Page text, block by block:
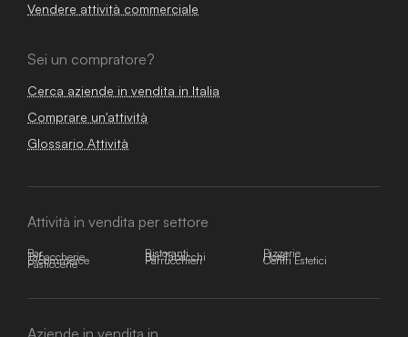
Vendere attività commerciale
Sei un compratore?
Cerca aziende in vendita in Italia
Comprare un'attività
Glossario Attività
Attività in vendita per settore
Bar Ristoranti Pizzerie
Tabaccherie Bar Tabacchi Hotel
E-commerce Parrucchieri Centri Estetici
Pasticcerie